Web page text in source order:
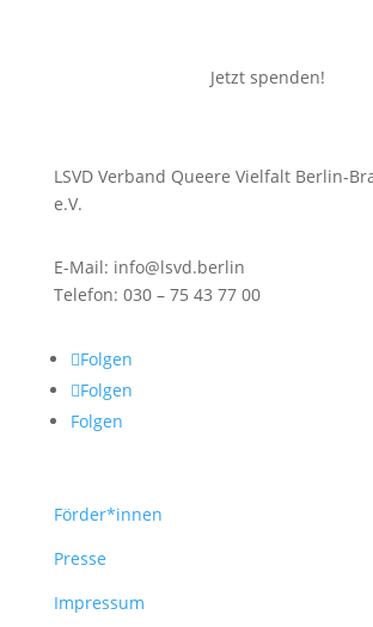
Jetzt spenden!
LSVD Verband Queere Vielfalt Berlin-
e.V.
E-Mail: info@lsvd.berlin
Telefon: 030 – 75 43 77 00
Folgen
Folgen
Folgen
Förder*innen
Presse
Impressum